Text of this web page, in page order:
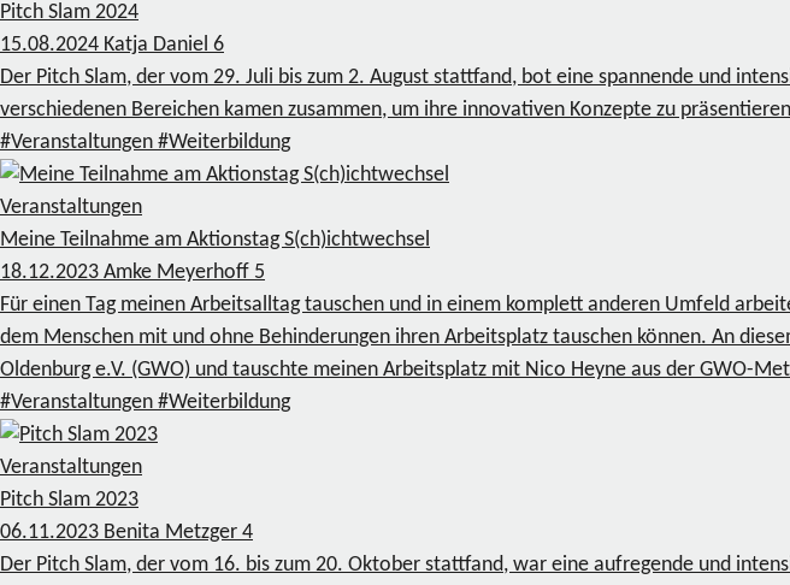
Pitch Slam 2024
15.08.2024 Katja Daniel 6
Der Pitch Slam, der vom 29. Juli bis zum 2. August stattfand, bot eine spannende und
verschiedenen Bereichen kamen zusammen, um ihre innovativen Konzepte zu
#Veranstaltungen #Weiterbildung
Veranstaltungen
Meine Teilnahme am Aktionstag S(ch)ichtwechsel
18.12.2023 Amke Meyerhoff 5
Für einen Tag meinen Arbeitsalltag tauschen und in einem komplett anderen Umfeld
dem Menschen mit und ohne Behinderungen ihren Arbeitsplatz tauschen können. An
Oldenburg e.V. (GWO) und tauschte meinen Arbeitsplatz mit Nico Heyne aus der GWO-
#Veranstaltungen #Weiterbildung
Veranstaltungen
Pitch Slam 2023
06.11.2023 Benita Metzger 4
Der Pitch Slam, der vom 16. bis zum 20. Oktober stattfand, war eine aufregende und